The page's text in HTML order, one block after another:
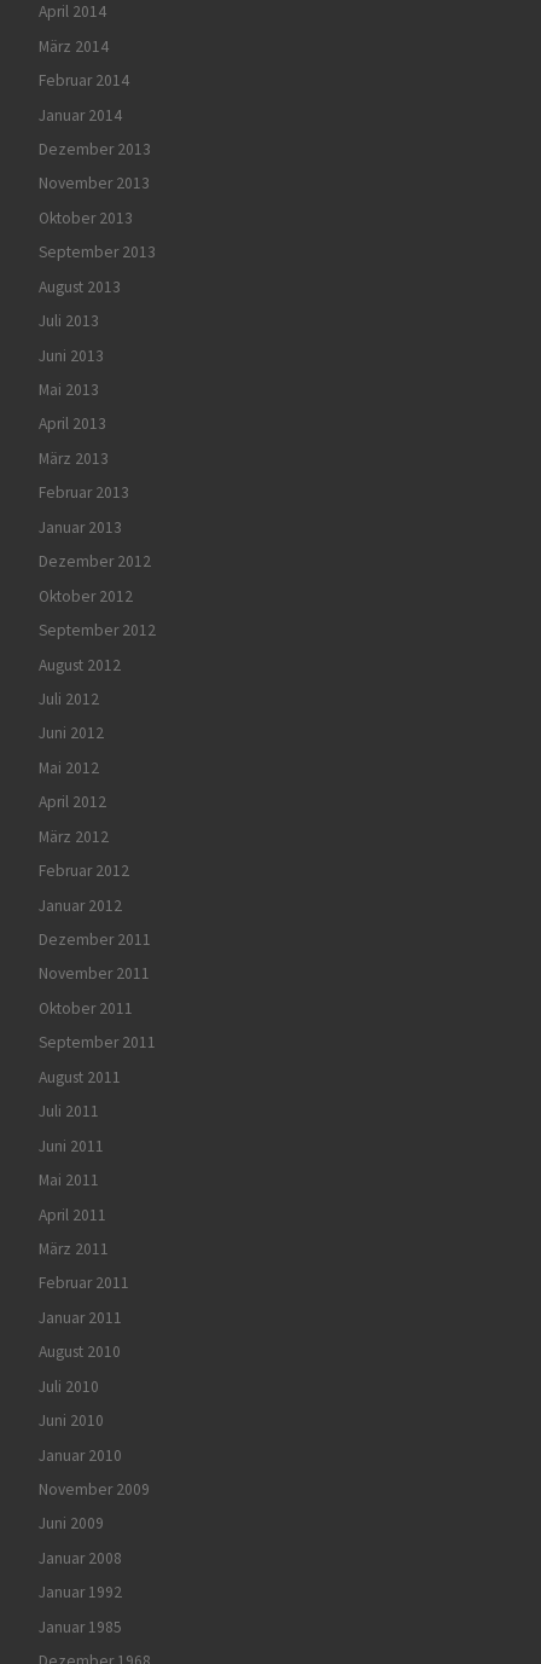
April 2014
März 2014
Februar 2014
Januar 2014
Dezember 2013
November 2013
Oktober 2013
September 2013
August 2013
Juli 2013
Juni 2013
Mai 2013
April 2013
März 2013
Februar 2013
Januar 2013
Dezember 2012
Oktober 2012
September 2012
August 2012
Juli 2012
Juni 2012
Mai 2012
April 2012
März 2012
Februar 2012
Januar 2012
Dezember 2011
November 2011
Oktober 2011
September 2011
August 2011
Juli 2011
Juni 2011
Mai 2011
April 2011
März 2011
Februar 2011
Januar 2011
August 2010
Juli 2010
Juni 2010
Januar 2010
November 2009
Juni 2009
Januar 2008
Januar 1992
Januar 1985